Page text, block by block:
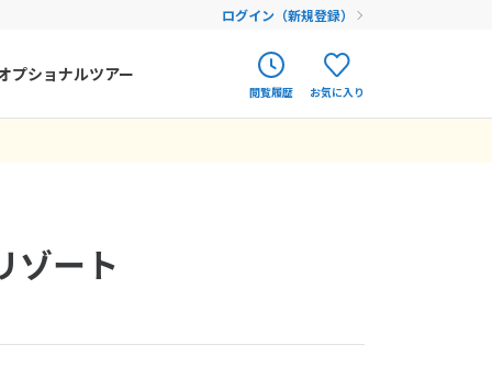
ログイン（新規登録）
ハンガリー
プショナルツアー
閲覧履歴
履歴がありません
お気に入り
まだ登録がありません
ゾート